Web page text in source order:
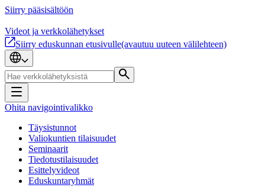
Siirry pääsisältöön
Videot ja verkkolähetykset
Siirry eduskunnan etusivulle(avautuu uuteen välilehteen)
Ohita navigointivalikko
Täysistunnot
Valiokuntien tilaisuudet
Seminaarit
Tiedotustilaisuudet
Esittelyvideot
Eduskuntaryhmät